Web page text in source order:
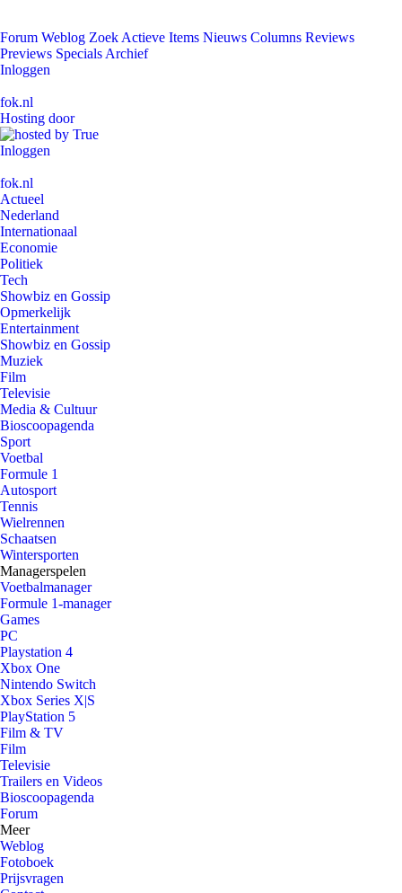
Forum Weblog Zoek Actieve Items Nieuws Columns Reviews
Previews Specials Archief
Inloggen
fok.nl
Hosting door
Inloggen
fok.nl
Actueel
Nederland
Internationaal
Economie
Politiek
Tech
Showbiz en Gossip
Opmerkelijk
Entertainment
Showbiz en Gossip
Muziek
Film
Televisie
Media & Cultuur
Bioscoopagenda
Sport
Voetbal
Formule 1
Autosport
Tennis
Wielrennen
Schaatsen
Wintersporten
Managerspelen
Voetbalmanager
Formule 1-manager
Games
PC
Playstation 4
Xbox One
Nintendo Switch
Xbox Series X|S
PlayStation 5
Film & TV
Film
Televisie
Trailers en Videos
Bioscoopagenda
Forum
Meer
Weblog
Fotoboek
Prijsvragen